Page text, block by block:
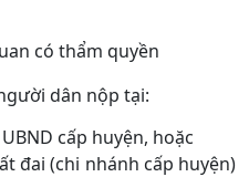
có thẩm quyền
dân nộp tại:
cấp huyện, hoặc
đai (chi nhánh cấp huyện)